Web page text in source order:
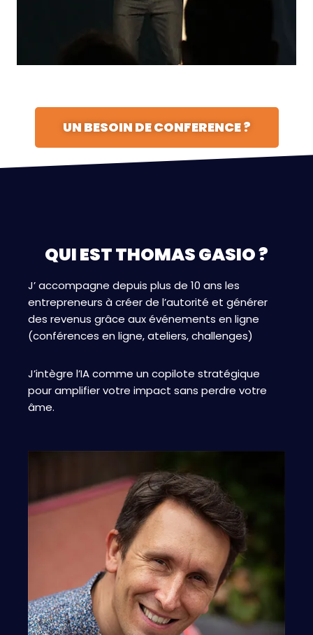
UN BESOIN DE CONFERENCE ?
QUI EST THOMAS GASIO ?
J’ accompagne depuis plus de 10 ans les
entrepreneurs à créer de l’autorité et générer
des revenus grâce aux événements en ligne
(conférences en ligne, ateliers, challenges)
J’intègre l’IA comme un copilote stratégique
pour amplifier votre impact sans perdre votre
âme.